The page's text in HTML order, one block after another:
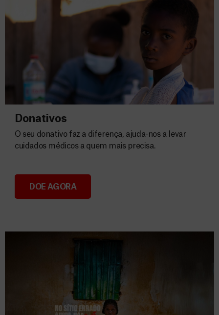
Donativos
Donativos
O seu donativo faz a diferença, ajuda-nos a levar
cuidados médicos a quem mais precisa.
DOE AGORA